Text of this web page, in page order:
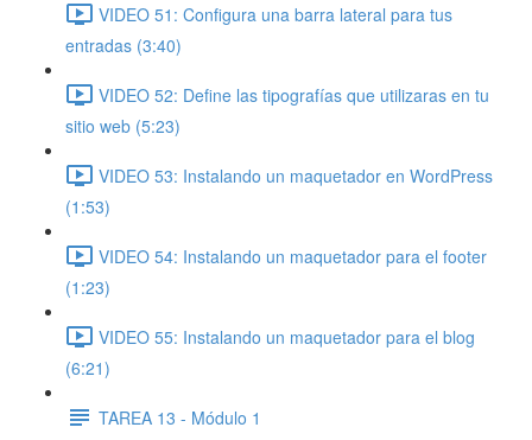
VIDEO 51: Configura una barra lateral para tus
entradas (3:40)
VIDEO 52: Define las tipografías que utilizaras en tu
sitio web (5:23)
VIDEO 53: Instalando un maquetador en WordPress
(1:53)
VIDEO 54: Instalando un maquetador para el footer
(1:23)
VIDEO 55: Instalando un maquetador para el blog
(6:21)
TAREA 13 - Módulo 1